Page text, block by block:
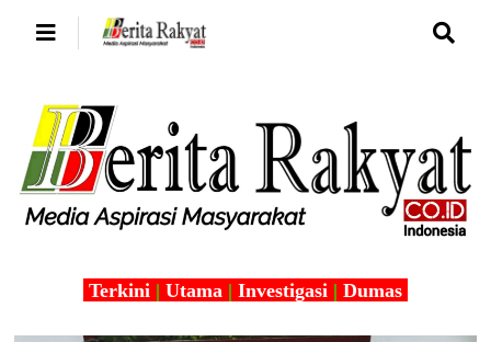
Terkini | Utama | Investigasi | Dumas